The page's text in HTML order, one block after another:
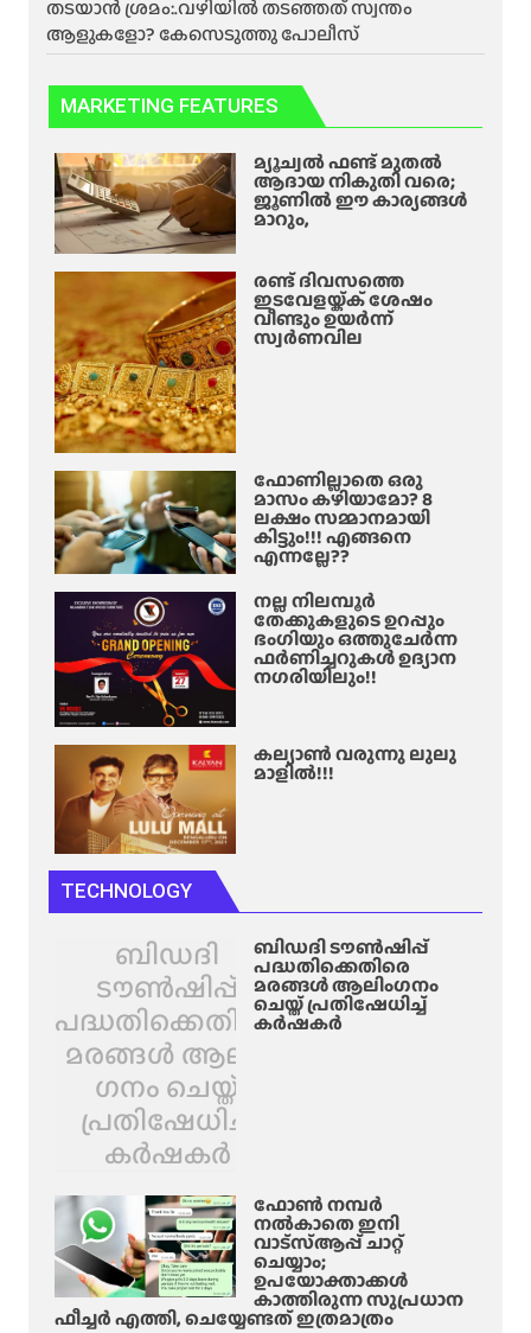
തടയാൻ ശ്രമം:.വഴിയിൽ തടഞ്ഞത് സ്വന്തം
ആളുകളോ? കേസെടുത്തു പോലീസ്
MARKETING FEATURES
മ്യൂച്വൽ ഫണ്ട് മുതൽ
ആദായ നികുതി വരെ;
ജൂണിൽ ഈ കാര്യങ്ങൾ
മാറും,
രണ്ട് ദിവസത്തെ
ഇടവേളയ്ക്ക് ശേഷം
വീണ്ടും ഉയർന്ന്
സ്വർണവില
ഫോണില്ലാതെ ഒരു
മാസം കഴിയാമോ? 8
ലക്ഷം സമ്മാനമായി
കിട്ടും!!! എങ്ങനെ
എന്നല്ലേ??
നല്ല നിലമ്പൂർ
തേക്കുകളുടെ ഉറപ്പും
ഭംഗിയും ഒത്തുചേർന്ന
ഫർണിച്ചറുകൾ ഉദ്യാന
നഗരിയിലും!!
കല്യാൺ വരുന്നു ലുലു
മാളിൽ!!!
TECHNOLOGY
ബിഡദി
ടൗൺഷിപ്പ്
പദ്ധതിക്കെതിരെ
മരങ്ങൾ ആലിം​
ഗനം ചെയ്ത്
പ്രതിഷേധിച്ച്
കർഷകർ
ബിഡദി ടൗൺഷിപ്പ്
പദ്ധതിക്കെതിരെ
മരങ്ങൾ ആലിം​ഗനം
ചെയ്ത് പ്രതിഷേധിച്ച്
കർഷകർ
ഫോൺ നമ്പർ
നൽകാതെ ഇനി
വാട്‌സ്ആപ്പ് ചാറ്റ്
ചെയ്യാം;
ഉപയോക്താക്കൾ
കാത്തിരുന്ന സുപ്രധാന
ഫീച്ചർ എത്തി, ചെയ്യേണ്ടത് ഇത്രമാത്രം